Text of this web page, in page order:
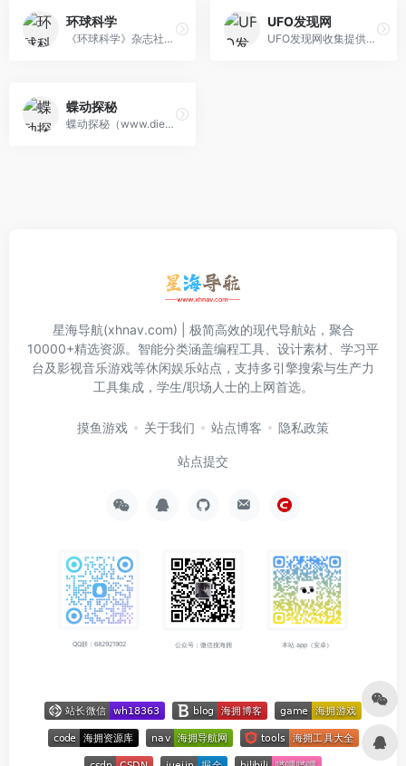
环球科学
《环球科学》杂志社官网,最快的科学新闻，最新的应用技术，著名科学爱好者现身说法，细数成功背后的种种诀窍，新锐鲜明的科学观点，颠覆传统的逻辑论 断，50，100,150年前的科学美国人，见证经典时刻
UFO发现网
UFO发现网收集提供UFO,未解之谜,ufo视频,UFO新闻,UFO网站,UFO事件,UFO图片,ET外星人,目击报告等探索发现信息,让大家畅快的讨论宇宙,地外相关信息。
蝶动探秘
蝶动探秘（www.diedong.cn）提供关于麦田怪圈，外星人，ufo等超自然现象详实缜密的分析文章，以极富逻辑的思维合理分析推断结论，带你深刻了解智慧的 外星文明。
星海导航(xhnav.com) | 极简高效的现代导航站，聚合
10000+精选资源。智能分类涵盖编程工具、设计素材、学习平
台及影视音乐游戏等休闲娱乐站点，支持多引擎搜索与生产力
工具集成，学生/职场人士的上网首选。
摸鱼游戏 关于我们 站点博客 隐私政策
站点提交
QQ群：682921902 公众号：微信搜海拥 本站 app（安卓）